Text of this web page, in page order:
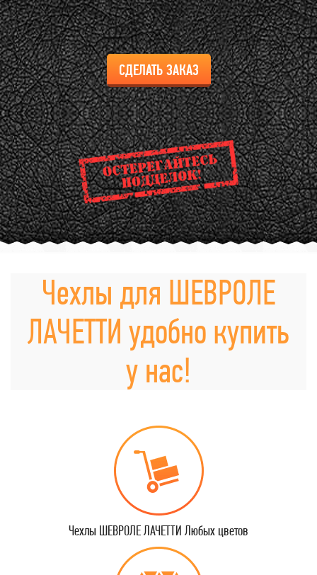
СДЕЛАТЬ ЗАКАЗ
Чехлы для ШЕВРОЛЕ
ЛАЧЕТТИ удобно купить
у нас!
Чехлы ШЕВРОЛЕ ЛАЧЕТТИ Любых цветов